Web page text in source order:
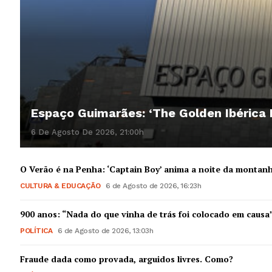
Espaço Guimarães: ‘The Golden Ibérica
6 De Agosto De 2026, 21:00h
O Verão é na Penha: ‘Captain Boy’ anima a noite da
CULTURA & EDUCAÇÃO 6 de Agosto de 2026, 16:23h
900 anos: “Nada do que vinha de trás foi colocado em
POLÍTICA 6 de Agosto de 2026, 13:03h
Fraude dada como provada, arguidos livres. Como?